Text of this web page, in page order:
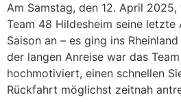
Am Samstag, den 12. April
Team 48 Hildesheim seine
Saison an – es ging ins
der langen Anreise war das
hochmotiviert, einen schnellen
Rückfahrt möglichst zeitnah